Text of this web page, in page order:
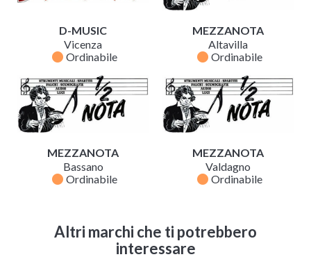
D-MUSIC
Vicenza
fiber_manual_record Ordinabile
MEZZANOTA
Altavilla
fiber_manual_record Ordinabile
MEZZANOTA
Bassano
fiber_manual_record Ordinabile
MEZZANOTA
Valdagno
fiber_manual_record Ordinabile
Altri marchi che ti potrebbero
interessare